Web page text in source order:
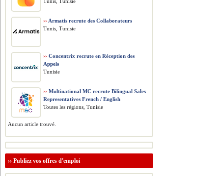
›› Armatis recrute des Collaborateurs
Tunis, Tunisie
›› Concentrix recrute en Réception des
Appels
Tunisie
›› Multinational MC recrute Bilingual Sales
Representatives French / English
Toutes les régions, Tunisie
Aucun article trouvé.
››Publiez vos offres d'emploi